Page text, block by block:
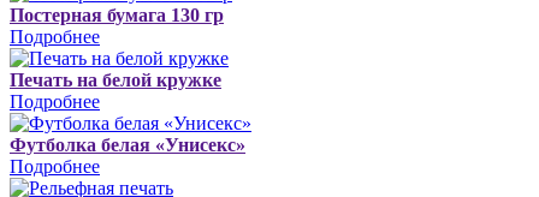
Постерная бумага 130 гр
Подробнее
Печать на белой кружке
Подробнее
Футболка белая «Унисекс»
Подробнее